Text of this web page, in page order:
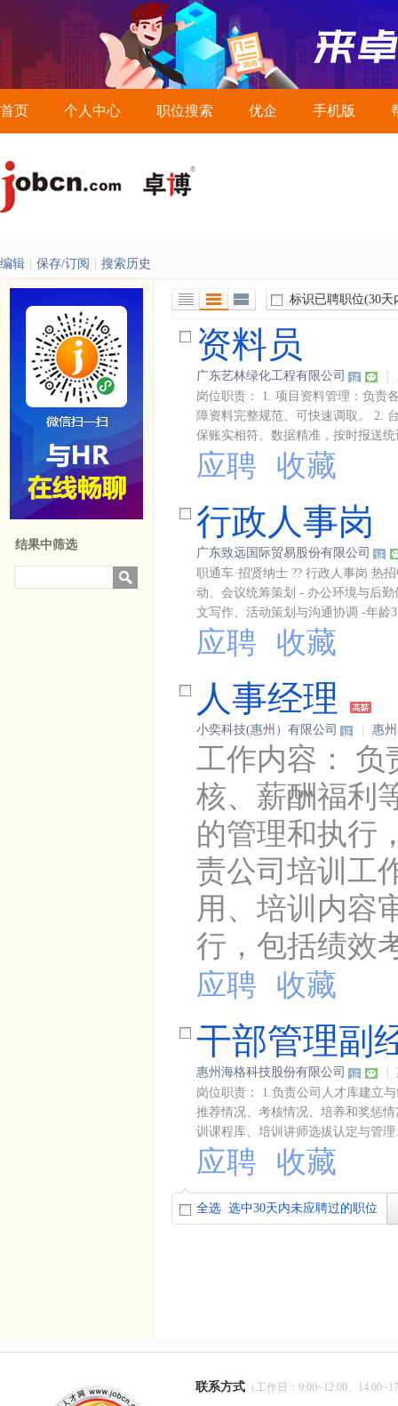
首页 个人中心 职位搜索 优企 手机版
编辑 保存/订阅 搜索历史
结果中筛选
全部展开视图 标识已聘职位(30天
资料员
广东艺林绿化工程有限公司
岗位职责： 1. 项目资料管理：负责
障资料完整规范、可快速调取。 2.
保账实相符、数据精准，按时报送
应聘 收藏
行政人事岗
广东致远国际贸易股份有限公司
职通车·招贤纳士 ?? 行政人事岗 热
动、会议统筹策划 - 办公环境与后
文写作、活动策划与沟通协调 -年龄
应聘 收藏
人事经理
小奕科技(惠州）有限公司 惠州
工作内容： 负
核、薪酬福利
的管理和执行
责公司培训工
用、培训内容
行，包括绩效
应聘
收藏
干部管理副
惠州海格科技股份有限公司
岗位职责： 1.负责公司人才库建立
推荐情况、考核情况、培养和奖惩
训课程库、培训讲师选拔认定与管
应聘 收藏
全选 选中30天内未应聘过的职位
联系方式 （工作日：9:00~12:00、